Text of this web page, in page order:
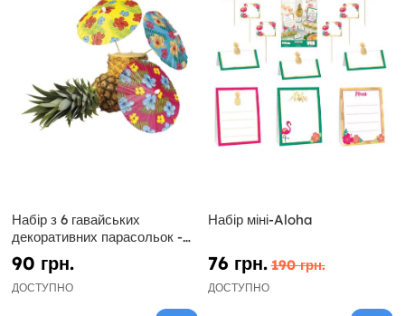
Набір з 6 гавайських
декоративних парасольок -
гібіскус
90 грн.
ДОСТУПНО
Набір міні-Aloha
76 грн. 190 грн.
ДОСТУПНО